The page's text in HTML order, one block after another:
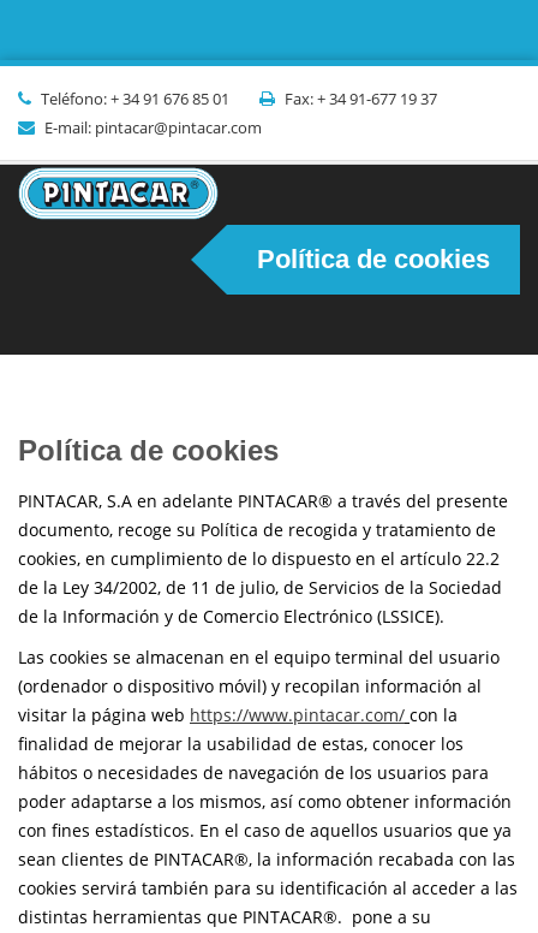
Teléfono: + 34 91 676 85 01
Fax: + 34 91-677 19 37
E-mail: pintacar@pintacar.com
Política de cookies
Política de cookies
PINTACAR, S.A en adelante PINTACAR® a través del presente
documento, recoge su Política de recogida y tratamiento de
cookies, en cumplimiento de lo dispuesto en el artículo 22.2
de la Ley 34/2002, de 11 de julio, de Servicios de la Sociedad
de la Información y de Comercio Electrónico (LSSICE).
Las cookies se almacenan en el equipo terminal del usuario
(ordenador o dispositivo móvil) y recopilan información al
visitar la página web https://www.pintacar.com/ con la
finalidad de mejorar la usabilidad de estas, conocer los
hábitos o necesidades de navegación de los usuarios para
poder adaptarse a los mismos, así como obtener información
con fines estadísticos. En el caso de aquellos usuarios que ya
sean clientes de PINTACAR®, la información recabada con las
cookies servirá también para su identificación al acceder a las
distintas herramientas que PINTACAR®. pone a su